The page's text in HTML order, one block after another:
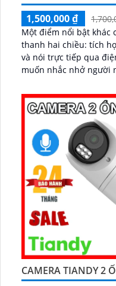
1,500,000 ₫
Một điểm nổi bật khác
thanh hai chiều: tích
và nói trực tiếp qua
muốn nhắc nhở người
nhớ và xem lại nhanh
giám sát thông minh,
CAMERA TIANDY 2